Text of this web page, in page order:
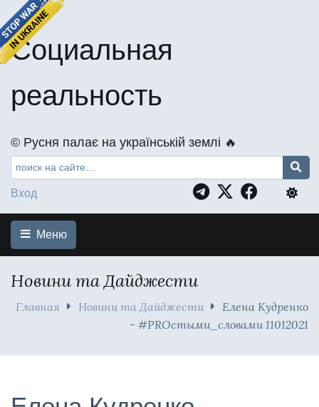
Социальная
реальность
©️ Русня палає на українській землі 🔥
Вход
Меню
Новини та Дайджести
Главная Новини та Дайджести
Елена Кудренко
- #PROстыми_словами 11012021